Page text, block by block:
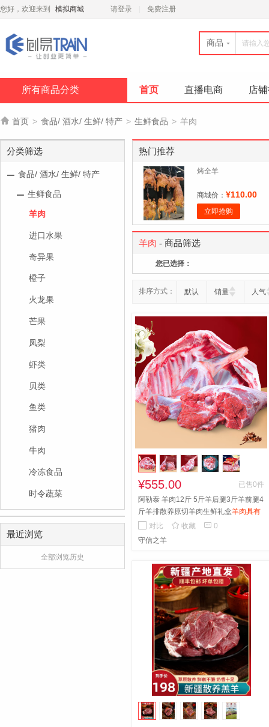
您好，欢迎来到 模拟商城 请登录 免费注册
商品
所有商品分类 首页 直播电商 店
 首页 > 食品/ 酒水/ 生鲜/ 特产 > 生鲜食品 > 羊肉
分类筛选
食品/ 酒水/ 生鲜/ 特产
生鲜食品
羊肉
进口水果
奇异果
橙子
火龙果
芒果
凤梨
虾类
贝类
鱼类
猪肉
牛肉
冷冻食品
时令蔬菜
最近浏览
全部浏览历史
热门推荐
烤全羊
商城价： ¥110.00
立即抢购
羊肉 - 商品筛选
您已选择：
排序方式： 默认 销量 人气
¥555.00
已售0件
阿勒泰 羊肉12斤 5斤羊后腿3斤羊前腿4
斤羊排散养原切羊肉生鲜礼盒羊肉具有
养生保健功效，羊后腿肉筋膜非常多，
口感非常有嚼劲，适合红烧、炖煮、卤
合做炒羊肉、烤羊腿、涮火锅等。羊排
口感外焦里嫩，内里肥而不腻，一抿脱
对比  收藏  0
守信之羊